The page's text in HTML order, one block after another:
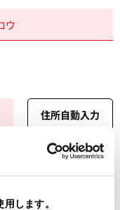
します。
住所自動入力